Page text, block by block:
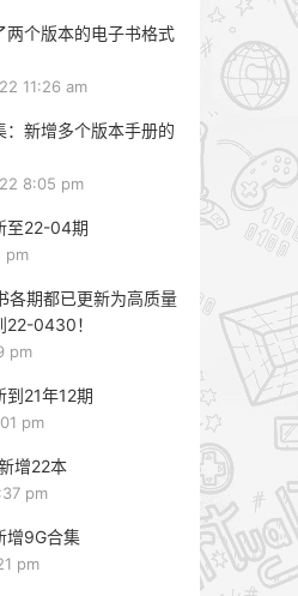
两个版本的电子书格式
11:26 am
：新增多个版本手册的
8:05 pm
至22-04期
pm
各期都已更新为高质量
22-0430！
pm
到21年12期
pm
增22本
pm
增9G合集
pm